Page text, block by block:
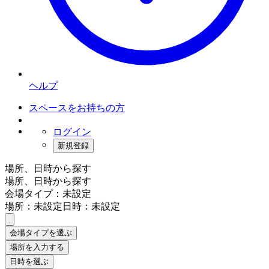
ヘルプ
スペースをお持ちの方
ログイン
新規登録
場所、日時から探す
場所、日時から探す
会場タイプ：未設定
場所：未設定日時：未設定
会場タイプを選ぶ
場所を入力する
日時を選ぶ